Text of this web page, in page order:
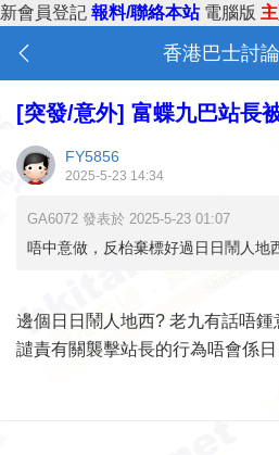
新會員登記 報料/聯絡本站 電腦版
香港巴士討
[突發/意外] 富蝶九巴站長
FY5856
2025-5-23 14:34
GA6072 發表於 2025-5-23 01:07
唔中意做，反枱棄標好過日日鬧人地
邊個日日鬧人地西? 老九有話唔鍾
譴責有關襲擊站長的行為唔會係